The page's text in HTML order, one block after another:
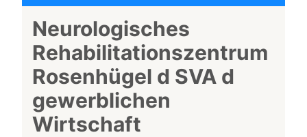
Neurologisches
Rehabilitationszentrum
Rosenhügel d SVA d
gewerblichen
Wirtschaft